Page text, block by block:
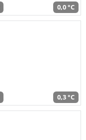
0,0 °C
0,3 °C